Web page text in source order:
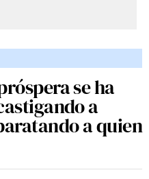
se ha
a
a quien